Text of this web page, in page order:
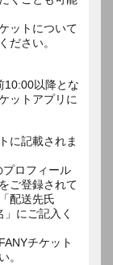
ットについて
ださい。
10:00以降とな
ットアプリに
に記載されま
プロフィール
ご登録されて
配送先氏
にご記入く
チケット
い。